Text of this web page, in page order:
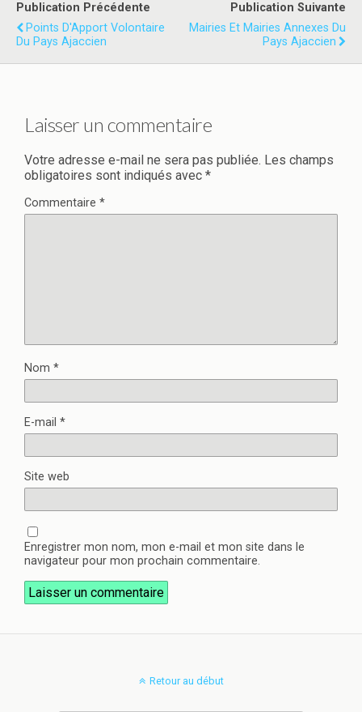
Publication Précédente
Points D'Apport Volontaire
Du Pays Ajaccien
Publication Suivante
Mairies Et Mairies Annexes Du
Pays Ajaccien
Laisser un commentaire
Votre adresse e-mail ne sera pas publiée. Les champs
obligatoires sont indiqués avec *
Commentaire *
Nom *
E-mail *
Site web
Enregistrer mon nom, mon e-mail et mon site dans le
navigateur pour mon prochain commentaire.
Retour au début